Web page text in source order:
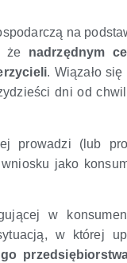
na
że nadrzędnym
. Wiązało
dni od
prowadzi (lub
jako
w
w której